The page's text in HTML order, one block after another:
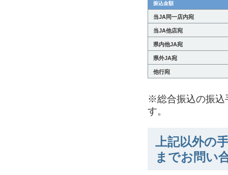
振込金額
当JA同一店内宛
当JA他店宛
県内他JA宛
県外JA宛
他行宛
※総合振込の振込
す。
上記以外の
までお問い